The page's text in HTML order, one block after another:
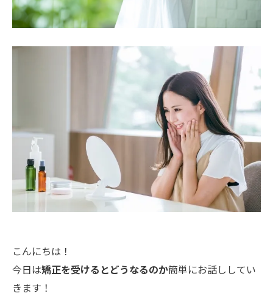
こんにちは！
今日は矯正を受けるとどうなるのか簡単にお話ししてい
きます！